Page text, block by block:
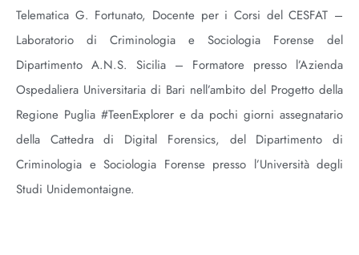
Telematica G. Fortunato, Docente per i Corsi delCESFAT –
Laboratorio di Criminologia e Sociologia Forense del
Dipartimento A.N.S. Sicilia – Formatore presso l’Azienda
Ospedaliera Universitaria di Bari nell’ambito del Progetto della
Regione Puglia #TeenExplorer e da pochi giorni assegnatario
della Cattedra di Digital Forensics, del Dipartimento di
Criminologia e Sociologia Forense presso l’Università degli
Studi Unidemontaigne.